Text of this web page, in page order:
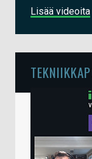
Lisää videoita